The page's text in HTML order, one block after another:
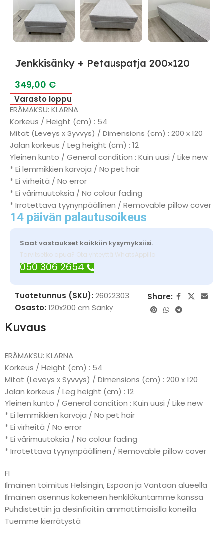
Jenkkisänky + Petauspatja 200×120
349,00 €
Varasto loppu
ERÄMAKSU: KLARNA
Korkeus / Height (cm) : 54
Mitat (Leveys x Syvvys) / Dimensions (cm) : 200 x 120
Jalan korkeus / Leg height (cm) : 12
Yleinen kunto / General condition : Kuin uusi / Like new
* Ei lemmikkien karvoja / No pet hair
* Ei virheitä / No error
* Ei värimuutoksia / No colour fading
* Irrotettava tyynynpäällinen / Removable pillow cover
14 päivän palautusoikeus
Saat vastaukset kaikkiin kysymyksiisi.
Tarvitsetko apua? Ota yhteyttä WhatsAppilla
050 306 2654
Tuotetunnus (SKU): 26022303
Osasto: 120x200 cm Sänky
Share:
Kuvaus
ERÄMAKSU: KLARNA
Korkeus / Height (cm) : 54
Mitat (Leveys x Syvvys) / Dimensions (cm) : 200 x 120
Jalan korkeus / Leg height (cm) : 12
Yleinen kunto / General condition : Kuin uusi / Like new
* Ei lemmikkien karvoja / No pet hair
* Ei virheitä / No error
* Ei värimuutoksia / No colour fading
* Irrotettava tyynynpäällinen / Removable pillow cover
FI
Ilmainen toimitus Helsingin, Espoon ja Vantaan alueella
Ilmainen asennus kokeneen henkilökuntamme kanssa
Puhdistettiin ja desinfioitiin ammattimaisilla koneilla
Tuemme kierrätystä